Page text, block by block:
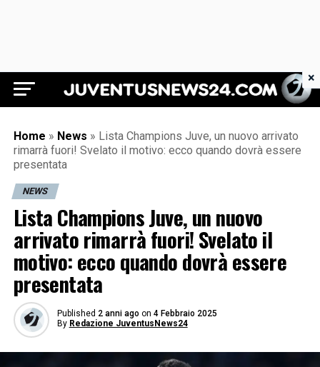
Juventus News 24
Home » News » Lista Champions Juve, un nuovo arrivato
rimarrà fuori! Svelato il motivo: ecco quando dovrà essere
presentata
NEWS
Lista Champions Juve, un nuovo
arrivato rimarrà fuori! Svelato il
motivo: ecco quando dovrà essere
presentata
Published 2 anni ago on 4 Febbraio 2025
By Redazione JuventusNews24
×